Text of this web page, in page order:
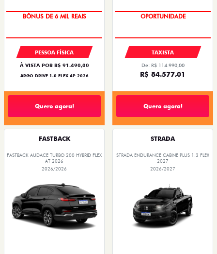
À VISTA POR R$ 91.490,00
ARGO DRIVE 1.0 FLEX 4P 2026
Quero agora!
De: R$ 114.990,00
R$ 84.577,01
Quero agora!
FASTBACK
FASTBACK AUDACE TURBO 200 HYBRID FLEX
2026/2026
STRADA
STRADA ENDURANCE CABINE PLUS 1.3 FLEX
2026/2027